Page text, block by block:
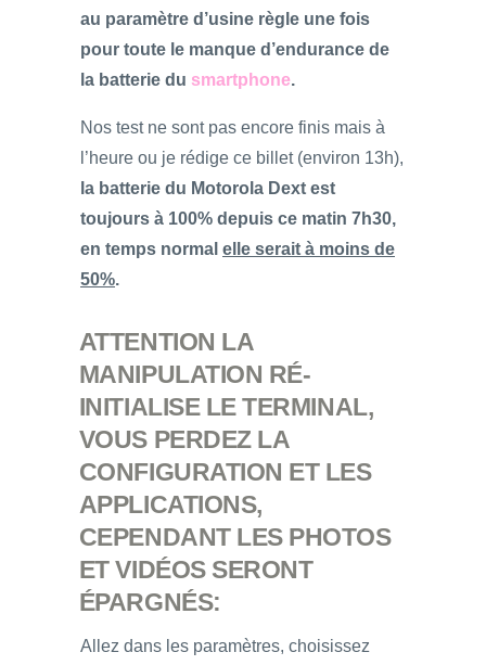
au paramètre d’usine règle une fois
pour toute le manque d’endurance de
la batterie du smartphone.
Nos test ne sont pas encore finis mais à
l’heure ou je rédige ce billet (environ 13h),
la batterie du Motorola Dext est
toujours à 100% depuis ce matin 7h30,
en temps normal elle serait à moins de
50%.
ATTENTION LA
MANIPULATION RÉ-
INITIALISE LE TERMINAL,
VOUS PERDEZ LA
CONFIGURATION ET LES
APPLICATIONS,
CEPENDANT LES PHOTOS
ET VIDÉOS SERONT
ÉPARGNÉS:
Allez dans les paramètres, choisissez